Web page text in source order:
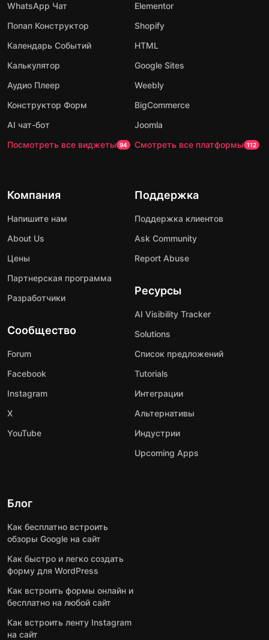
WhatsApp Чат
Попап Конструктор
Календарь Событий
Калькулятор
Аудио Плеер
Конструктор Форм
AI чат-бот
Посмотреть все виджеты 94
Elementor
Shopify
HTML
Google Sites
Weebly
BigCommerce
Joomla
Смотреть все платформы 112
Компания
Напишите нам
About Us
Цены
Партнерская программа
Разработчики
Сообщество
Forum
Facebook
Instagram
X
YouTube
Поддержка
Поддержка клиентов
Ask Community
Report Abuse
Ресурсы
AI Visibility Tracker
Solutions
Список предложений
Tutorials
Интеграции
Альтернативы
Индустрии
Upcoming Apps
Блог
Как бесплатно встроить
обзоры Google на сайт
Как быстро и легко создать
форму для WordPress
Как встроить формы онлайн и
бесплатно на любой сайт
Как встроить ленту Instagram
на сайт